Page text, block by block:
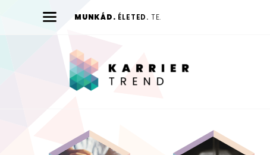
MUNKÁD. ÉLETED. TE.